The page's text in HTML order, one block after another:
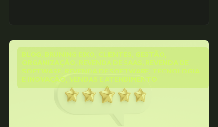
BLOG, BRUNING EIXO, CLIENTES, GESTÃO,
ORGANIZAÇÃO, REVENDA DE SAAS, REVENDA DE
SOFTWARE, REVENDA DE SOFTWARE, TECNOLOGIA
E INOVAÇÃO, VENDAS E ATENDIMENTO